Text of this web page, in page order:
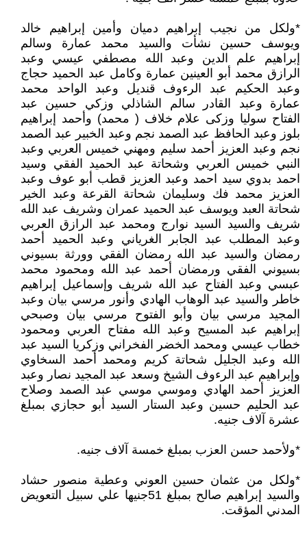
*ولكل من نجيب إبراهيم دميان وأمين إبراهيم خالد
ويوسف حسين نشأت والسيد محمد عمارة وسالم
إبراهيم علم الدين وعبد الله مصطفي عيسي وعبد
الرازق محمد أبو العينين عمارة وكامل عبد الحميد حجاج
وعبد الحكيم عبد الرءوف قنديل وعبد الواحد محمد
عمارة وعبد القادر سالم الشاذلي وزكي حسين عبد
الفتاح سوليا وزكى علام خلاف ( محمد) وأحمد إبراهيم
بلوز وعبد الحافظ عبد الصمد نجم وعبد الخبير عبد الصمد
نجم وعبد العزيز أحمد سليم ومهني خميس العربي وعبد
النبي خميس العربي وشحاتة عبد الحميد الفقي وسيد
احمد بدوي سيد احمد وعبد العزيز قطب أبو عوف وعبد
العزيز محمد فك وسليمان شحاتة القرعة وعبد الخير
شحاتة العبد ويوسف عبد الحميد عمران وشريف عبد الله
شريف والسيد السيد نوارج ومحمد عبد الرازق العربي
وعبد المطلب عبد الجابر الغرياني وعبد الحميد أحمد
رمضان والسيد عبد الله رمضان الفقي وورثة بسيوني
بسيوني الفقي ورمضان أحمد عبد الله ومحمود محمد
عبسي وعبد الفتاح عبد الله شريف وإسماعيل إبراهيم
خاطر والسيد عبد الوهاب الهادي وأنور مرسي بيان وعبد
المجيد مرسي بيان وأبو الفتوح مرسي بيان وصبحي
إبراهيم عبد المسيح وعبد الله مفتاح العربي ومحمود
خطاب عيسي ومحمد الخضر الفخراني وزكريا السيد عبد
الله وعبد الجليل شحاتة كريم ومحمد أحمد السخاوي
وإبراهيم عبد الرءوف الشيخ وسعد عبد المجيد نصار وعبد
العزيز أحمد الهادي وموسي موسي عبد الصمد وصلاح
عبد الحليم حسين وعبد الستار السيد أبو حجازي بمبلغ
عشرة آلاف جنيه.
*ولأحمد حسن العزب بمبلغ خمسة آلاف جنيه.
*ولكل من عثمان حسين العوني وعطية منصور حشاد
والسيد إبراهيم صالح بمبلغ 51جنيها علي سبيل التعويض
المدني المؤقت.